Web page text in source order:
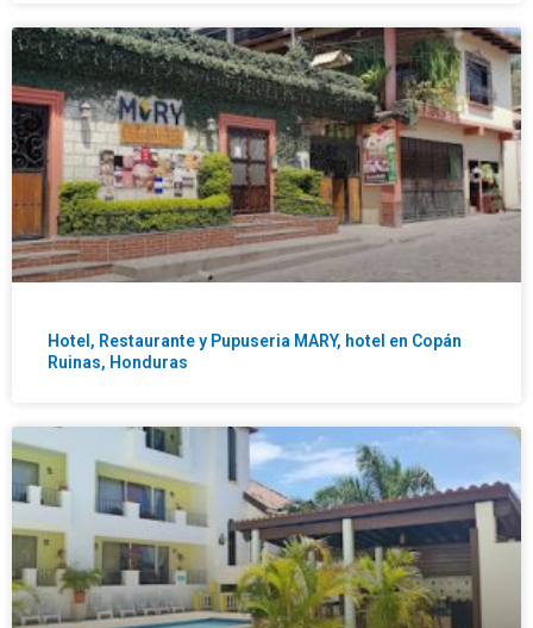
Hotel, Restaurante y Pupuseria MARY, hotel en Copán
Ruinas, Honduras